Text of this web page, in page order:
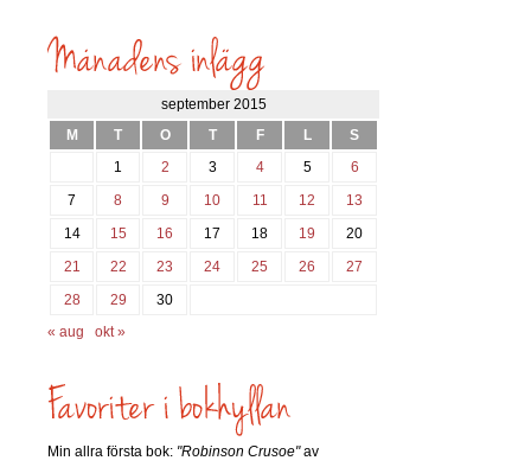
söks?
september 2015
M
T O T F L
S
1
2 3 4 5
6
7
8 9 10 11 12
13
14
15 16 17 18 19
20
21
22 23 24 25 26
27
28
29
30
« aug
okt »
Min allra första bok: "Robinson Crusoe"av